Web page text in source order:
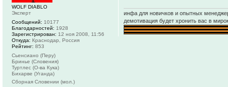
инфа для новичков и опытных
демотивация будет хронить вас в
WOLF DIABLO
Эксперт
Сообщений: 10177
Благодарностей: 1928
Зарегистрирован: 12 ноя 2008, 11:56
Откуда: Краснодар, Россия
Рейтинг: 853
Сьенсиано (Перу)
Бринье (Словения)
Туртлес (О-ва Кука)
Бихарве (Уганда)
Сборная Словении (мол.)